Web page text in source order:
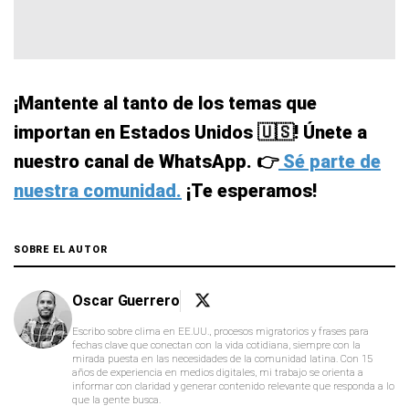
¡Mantente al tanto de los temas que
importan en Estados Unidos 🇺🇸! Únete a
nuestro canal de WhatsApp. 👉Sé parte de
nuestra comunidad. ¡Te esperamos!
SOBRE EL AUTOR
Oscar Guerrero
Escribo sobre clima en EE.UU., procesos migratorios y frases para
fechas clave que conectan con la vida cotidiana, siempre con la
mirada puesta en las necesidades de la comunidad latina. Con 15
años de experiencia en medios digitales, mi trabajo se orienta a
informar con claridad y generar contenido relevante que responda a lo
que la gente busca.